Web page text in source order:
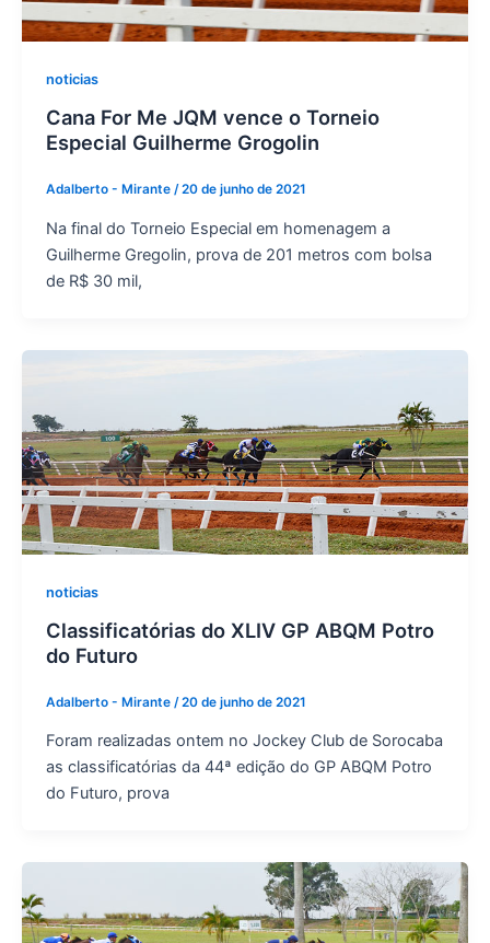
noticias
Cana For Me JQM vence o Torneio
Especial Guilherme Grogolin
Adalberto - Mirante /20 de junho de 2021
Na final do Torneio Especial em homenagem a
Guilherme Gregolin, prova de 201 metros com bolsa
de R$ 30 mil,
noticias
Classificatórias do XLIV GP ABQM Potro
do Futuro
Adalberto - Mirante /20 de junho de 2021
Foram realizadas ontem no Jockey Club de Sorocaba
as classificatórias da 44ª edição do GP ABQM Potro
do Futuro, prova